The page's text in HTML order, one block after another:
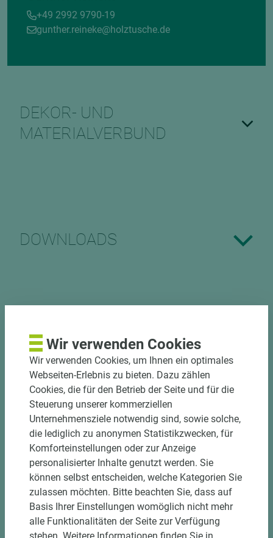
+49 2992 9790-19
gunther.reineke@holztusche.de
DEKOR- UND
MATERIALVERBUND
DOWNLOADS
PASSENDES ZUBEHÖR
3 weitere Varianten
Art.-Nr. 06500020285
Wir verwenden Cookies
Wir verwenden Cookies, um Ihnen ein optimales
Webseiten-Erlebnis zu bieten. Dazu zählen
Cookies, die für den Betrieb der Seite und für die
Steuerung unserer kommerziellen
Unternehmensziele notwendig sind, sowie solche,
die lediglich zu anonymen Statistikzwecken, für
Komforteinstellungen oder zur Anzeige
personalisierter Inhalte genutzt werden. Sie
können selbst entscheiden, welche Kategorien Sie
zulassen möchten. Bitte beachten Sie, dass auf
Basis Ihrer Einstellungen womöglich nicht mehr
alle Funktionalitäten der Seite zur Verfügung
stehen. Weitere Informationen finden Sie in